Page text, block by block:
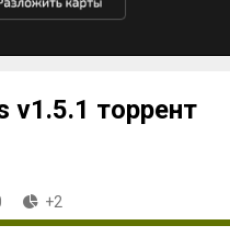
v1.5.1 торрент
+2